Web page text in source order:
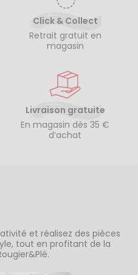
Click & Collect
Retrait gratuit en
magasin
Livraison gratuite
En magasin dès 35 €
d’achat
et réalisez des pièces
tout en profitant de la